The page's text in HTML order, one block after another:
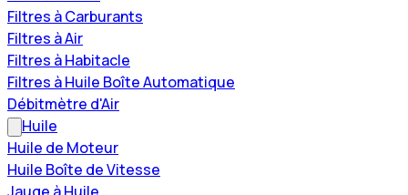
Filtres à Carburants
Filtres à Air
Filtres à Habitacle
Filtres à Huile Boîte Automatique
Débitmètre d'Air
Huile
Huile de Moteur
Huile Boîte de Vitesse